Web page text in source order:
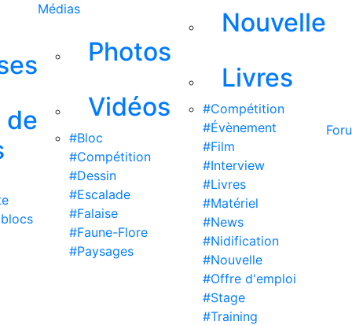
de
Médias
Photos
Vidéos
#Bloc
#Compétition
#Dessin
#Escalade
#Falaise
#Faune-Flore
#Paysages
Nouvelle
Livres
#Compétition
#Évènement
#Film
#Interview
#Livres
#Matériel
#News
#Nidification
#Nouvelle
#Offre d'emploi
#Stage
#Training